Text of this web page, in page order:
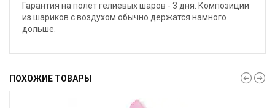
Гарантия на полёт гелиевых шаров - 3 дня. Композиции
из шариков с воздухом обычно держатся намного
дольше.
ПОХОЖИЕ ТОВАРЫ